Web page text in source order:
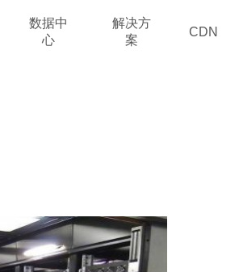
数据中
心
解决方
案
CDN